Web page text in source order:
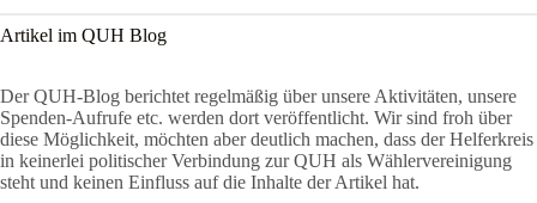
Artikel im QUH Blog
Der QUH-Blog berichtet regelmäßig über unsere Aktivitäten, unsere
Spenden-Aufrufe etc. werden dort veröffentlicht. Wir sind froh über
diese Möglichkeit, möchten aber deutlich machen, dass der Helferkreis
in keinerlei politischer Verbindung zur QUH als Wählervereinigung
steht und keinen Einfluss auf die Inhalte der Artikel hat.